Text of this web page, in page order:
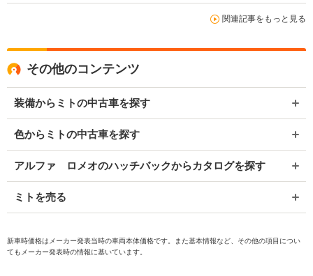
関連記事をもっと見る
その他のコンテンツ
装備からミトの中古車を探す
色からミトの中古車を探す
アルファ ロメオのハッチバックからカタログを探す
ミトを売る
新車時価格はメーカー発表当時の車両本体価格です。また基本情報など、その他の項目につい
てもメーカー発表時の情報に基いています。